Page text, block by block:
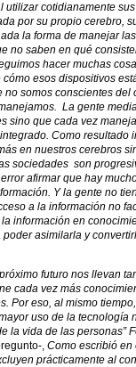
utilizar cotidianamente
por su propio cerebro,
la forma de manejar
no saben en qué
hacer muchas
esos dispositivos
no somos conscientes
La gente
sino que cada vez
Como
en nuestros cerebros
sociedades son
afirmar que hay
Y la gente no
a la información no
información en
poder asimilarla y
futuro nos llevan
cada vez más
Por eso, al mismo
uso de la tecnología
la vida de las personas”
, Como escribió en
prácticamente al